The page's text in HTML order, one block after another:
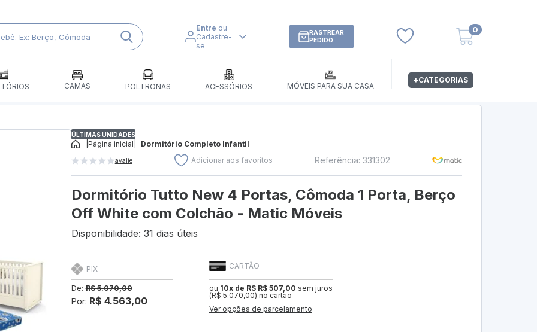
Entre ou
Cadastre-
se
RASTREAR
PEDIDO
0
CAMAS POLTRONAS ACESSÓRIOS MÓVEIS PARA SUA CASA
+CATEGORIAS
ÚLTIMAS UNIDADES
Página inicial Dormitório Completo Infantil
avalie Adicionar aos favoritos Referência: 331302
Dormitório Tutto New 4 Portas, Cômoda 1 Porta, Berço
Off White com Colchão - Matic Móveis
Disponibilidade: 31 dias úteis
CARTÃO
ou 10x de R$ R$ 507,00 sem juros
(R$ 5.070,00) no cartão
Ver opções de parcelamento
PIX
De: R$ 5.070,00
Por: R$ 4.563,00